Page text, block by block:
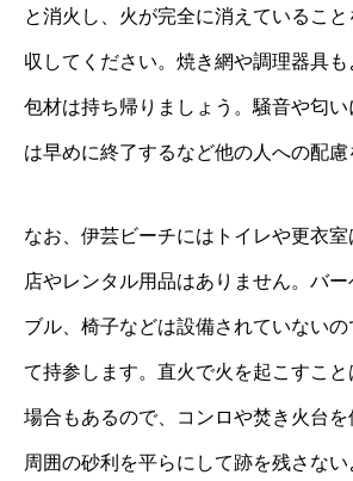
と消火し、火が完全に消えているこ
収してください。焼き網や調理器具
包材は持ち帰りましょう。騒音や匂
は早めに終了するなど他の人への配慮
なお、伊芸ビーチにはトイレや更衣
店やレンタル用品はありません。バ
ブル、椅子などは設備されていない
て持参します。直火で火を起こすこ
場合もあるので、コンロや焚き火台
周囲の砂利を平らにして跡を残さない